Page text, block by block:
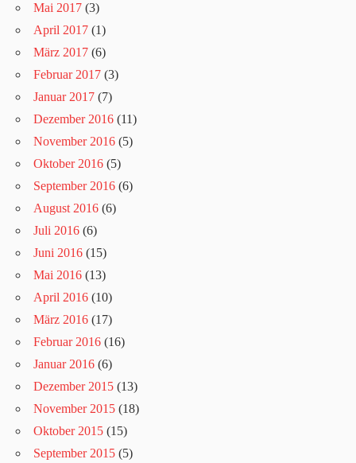
Mai 2017 (3)
April 2017 (1)
März 2017 (6)
Februar 2017 (3)
Januar 2017 (7)
Dezember 2016 (11)
November 2016 (5)
Oktober 2016 (5)
September 2016 (6)
August 2016 (6)
Juli 2016 (6)
Juni 2016 (15)
Mai 2016 (13)
April 2016 (10)
März 2016 (17)
Februar 2016 (16)
Januar 2016 (6)
Dezember 2015 (13)
November 2015 (18)
Oktober 2015 (15)
September 2015 (5)